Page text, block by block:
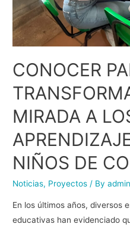
CONOCER
MIRADA A
NIÑOS DE
Noticias, Proyectos / Byadmin
En los últimos años, diversos
educativas han evidenciado